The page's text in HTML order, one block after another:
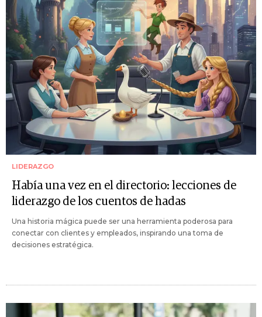
LIDERAZGO
Había una vez en el directorio: lecciones de
liderazgo de los cuentos de hadas
Una historia mágica puede ser una herramienta poderosa para
conectar con clientes y empleados, inspirando una toma de
decisiones estratégica.